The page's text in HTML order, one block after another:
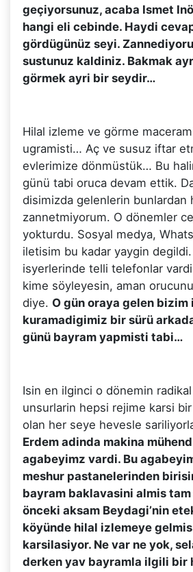
geçiyorsunuz, acaba Ismet
hangi eli cebinde. Haydi
gördügünüz seyi.
sustunuz kaldiniz. Bakmak
görmek ayri bir seydir…
Hilal izleme ve görme
ugramisti… Aç ve susuz iftar
evlerimize dönmüstük… Bu
günü tabi oruca devam ettik.
disimizda gelenlerin bunlardan
zannetmiyorum. O dönemler
yokturdu. Sosyal medya,
iletisim bu kadar yaygin
isyerlerinde telli telefonlar
kime söyleyesin, aman
diye. O gün oraya gelen
kuramadigimiz bir sürü
günü bayram yapmisti tabi…
Isin en ilginci o dönemin
unsurlarin hepsi rejime karsi
olan her seye hevesle
Erdem adinda makina
agabeyimz vardi. Bu
meshur pastanelerinden
bayram baklavasini almis
önceki aksam Beydagi’nin
köyünde hilal izlemeye
karsilasiyor. Ne var ne yok,
derken yav bayramla ilgili bir